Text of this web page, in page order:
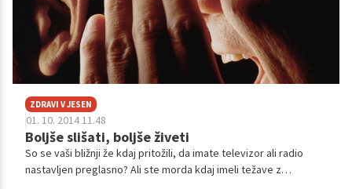
ZDRAVI V JESEN
01. 10. 2014 11.48
Boljše slišati, boljše živeti
So se vaši bližnji že kdaj pritožili, da imate televizor ali radio
nastavljen preglasno? Ali ste morda kdaj imeli težave z